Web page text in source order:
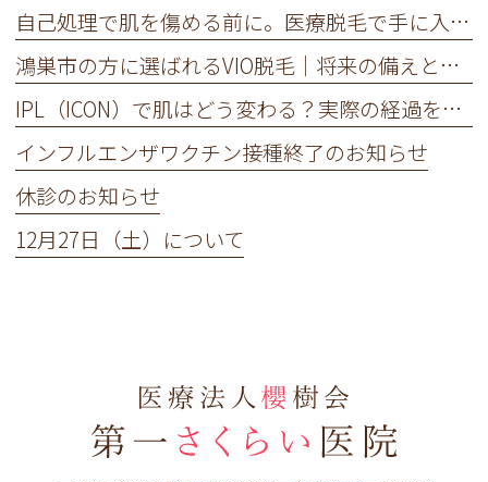
自己処理で肌を傷める前に。医療脱毛で手に入れる、ワンランク上の身だしなみ
鴻巣市の方に選ばれるVIO脱毛｜将来の備えと今の快適さを手に入れる新常識
IPL（ICON）で肌はどう変わる？実際の経過を写真でご紹介
インフルエンザワクチン接種終了のお知らせ
休診のお知らせ
12月27日（土）について